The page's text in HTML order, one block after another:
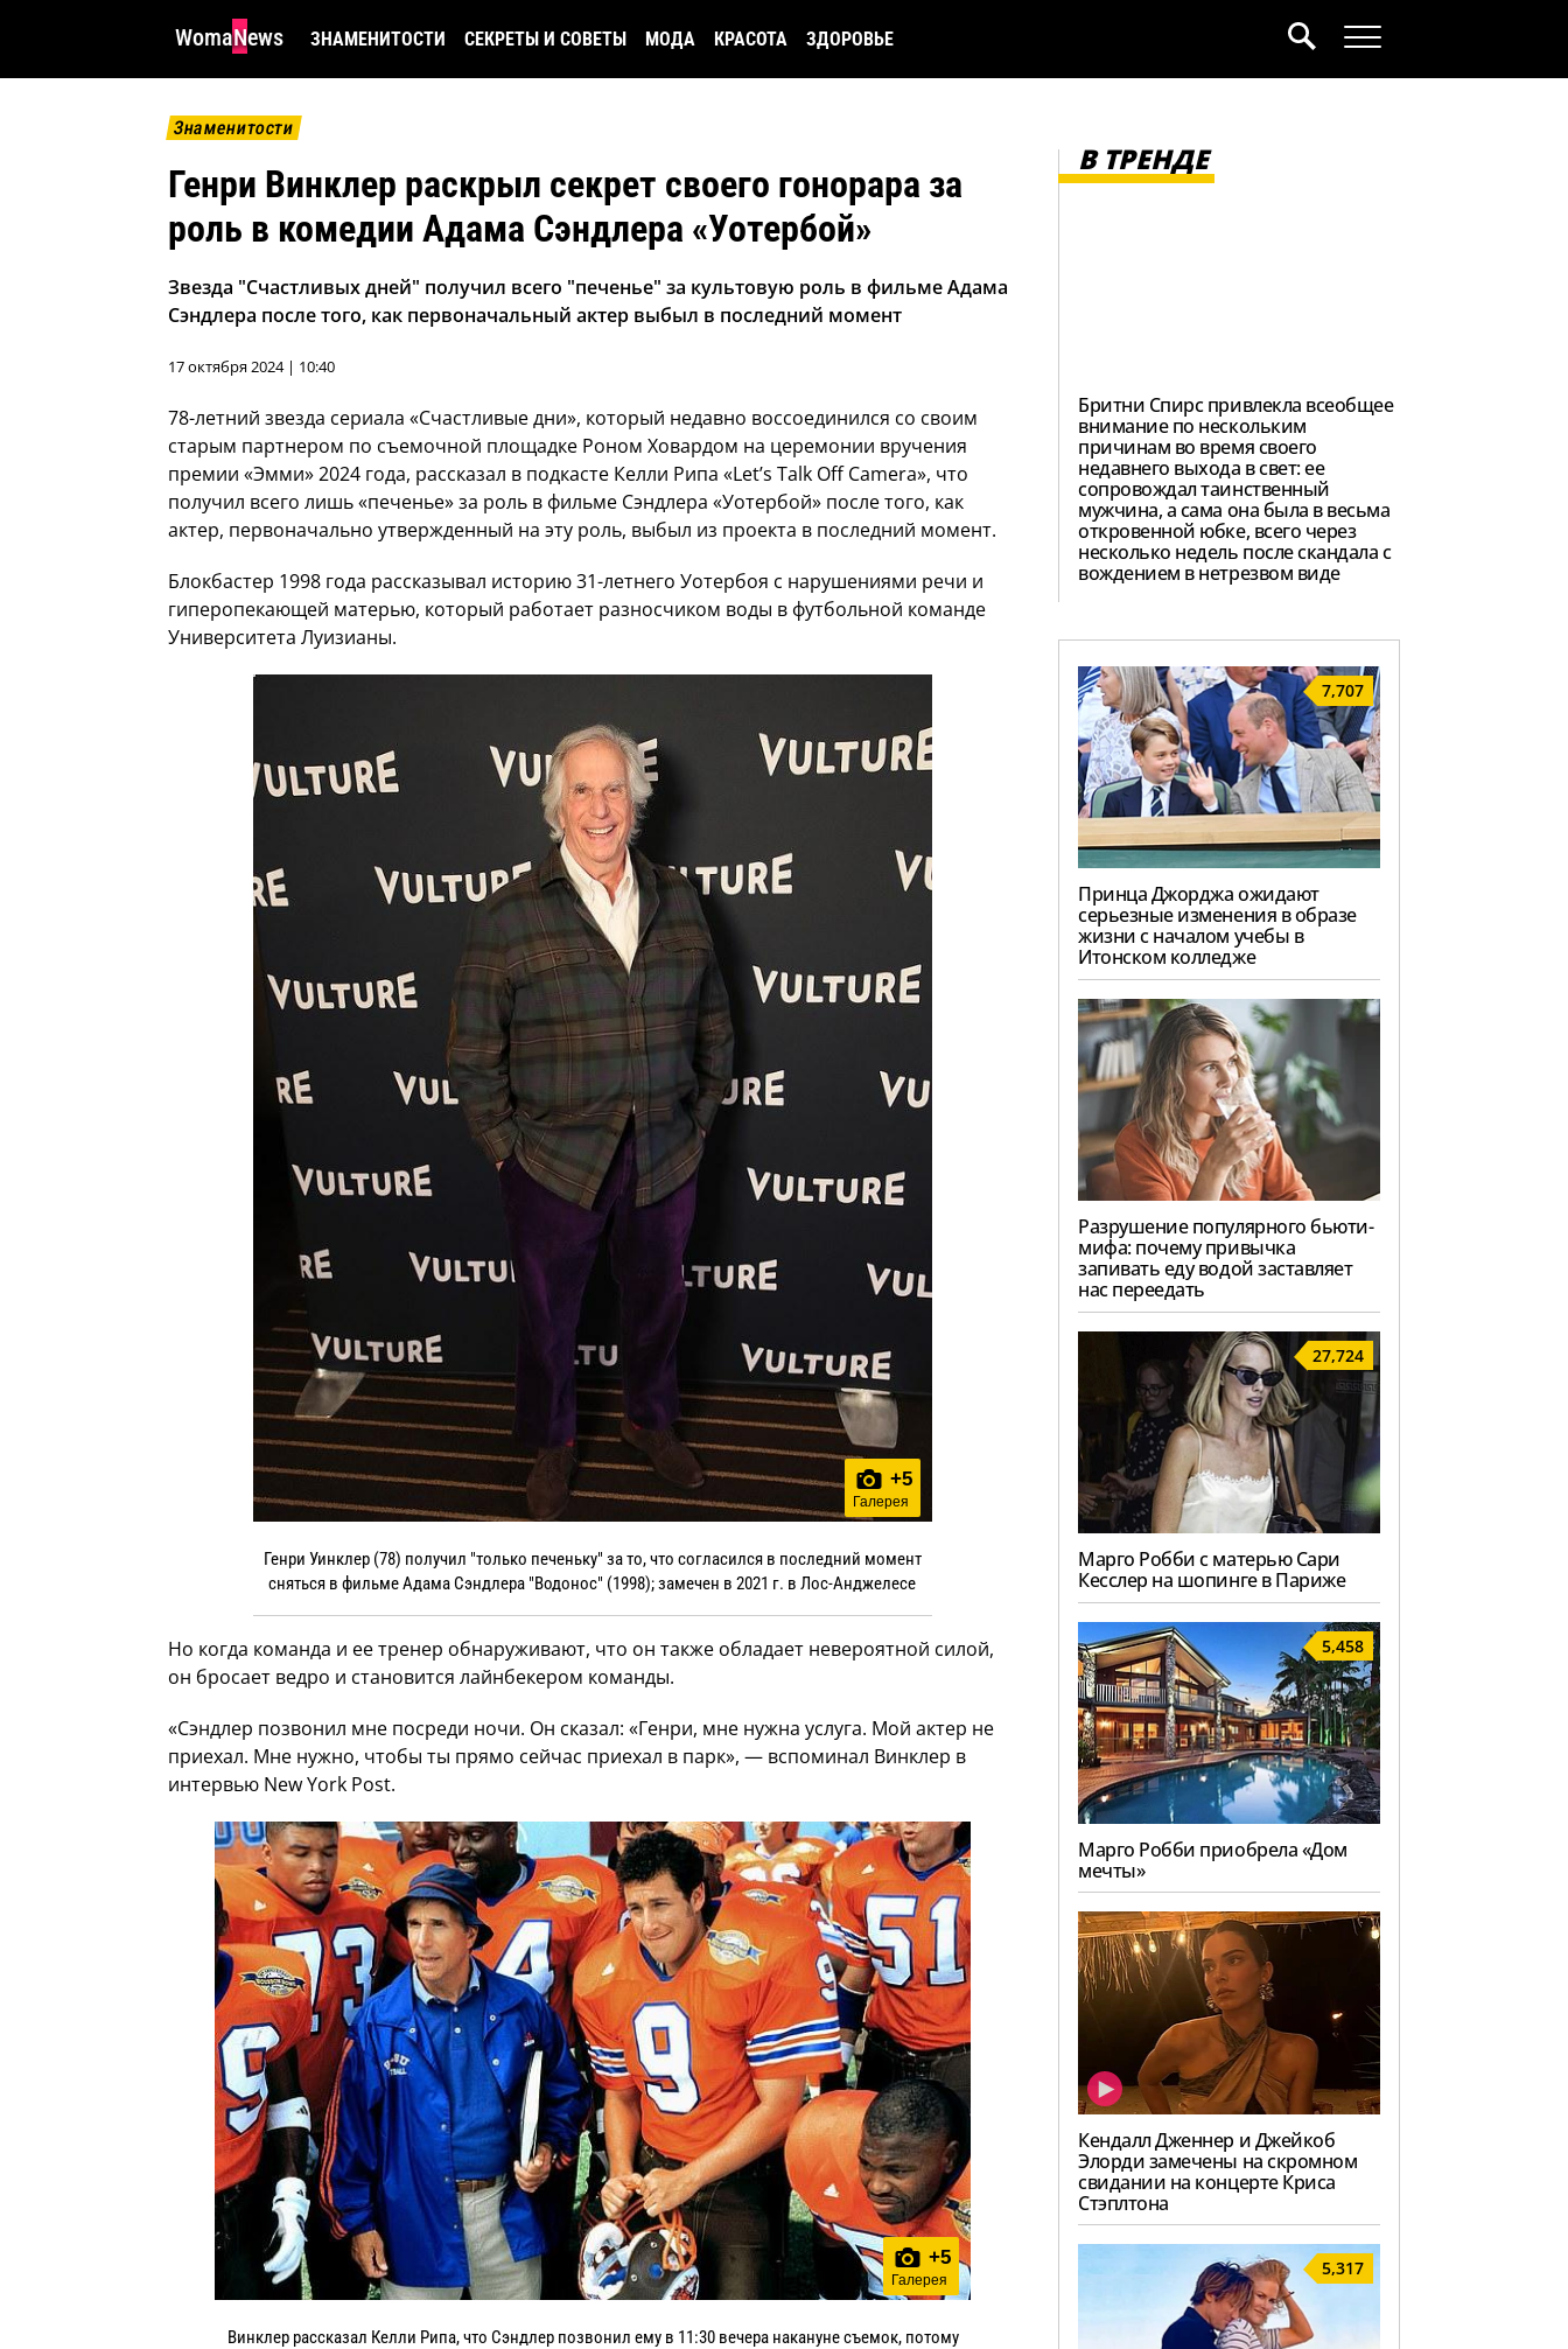
WomaNews ЗНАМЕНИТОСТИ СЕКРЕТЫ И СОВЕТЫ МОДА КРАСОТА ЗДОРОВЬЕ
Знаменитости
Генри Винклер раскрыл секрет своего гонорара за
роль в комедии Адама Сэндлера «Уотербой»
Звезда "Счастливых дней" получил всего "печенье" за культовую роль в фильме Адама
Сэндлера после того, как первоначальный актер выбыл в последний момент
17 октября 2024 | 10:40
78-летний звезда сериала «Счастливые дни», который недавно воссоединился со своим
старым партнером по съемочной площадке Роном Ховардом на церемонии вручения
премии «Эмми» 2024 года, рассказал в подкасте Келли Рипа «Let’s Talk Off Camera», что
получил всего лишь «печенье» за роль в фильме Сэндлера «Уотербой» после того, как
актер, первоначально утвержденный на эту роль, выбыл из проекта в последний момент.
Блокбастер 1998 года рассказывал историю 31-летнего Уотербоя с нарушениями речи и
гиперопекающей матерью, который работает разносчиком воды в футбольной команде
Университета Луизианы.
+5
Галерея
Генри Уинклер (78) получил "только печеньку" за то, что согласился в последний момент
сняться в фильме Адама Сэндлера "Водонос" (1998); замечен в 2021 г. в Лос-Анджелесе
Но когда команда и ее тренер обнаруживают, что он также обладает невероятной силой,
он бросает ведро и становится лайнбекером команды.
«Сэндлер позвонил мне посреди ночи. Он сказал: «Генри, мне нужна услуга. Мой актер не
приехал. Мне нужно, чтобы ты прямо сейчас приехал в парк», — вспоминал Винклер в
интервью New York Post.
+5
Галерея
Винклер рассказал Келли Рипа, что Сэндлер позвонил ему в 11:30 вечера накануне съемок, потому
В ТРЕНДЕ
Бритни Спирс привлекла всеобщее
внимание по нескольким
причинам во время своего
недавнего выхода в свет: ее
сопровождал таинственный
мужчина, а сама она была в весьма
откровенной юбке, всего через
несколько недель после скандала с
вождением в нетрезвом виде
7,707
Принца Джорджа ожидают
серьезные изменения в образе
жизни с началом учебы в
Итонском колледже
Разрушение популярного бьюти-
мифа: почему привычка
запивать еду водой заставляет
нас переедать
27,724
Марго Робби с матерью Сари
Кесслер на шопинге в Париже
5,458
Марго Робби приобрела «Дом
мечты»
Кендалл Дженнер и Джейкоб
Элорди замечены на скромном
свидании на концерте Криса
Стэплтона
5,317